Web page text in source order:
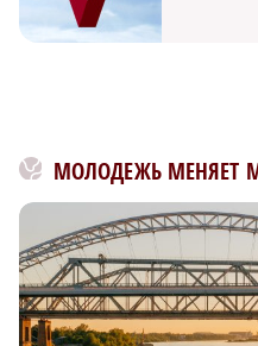
МОЛОДЕЖЬ МЕНЯЕТ